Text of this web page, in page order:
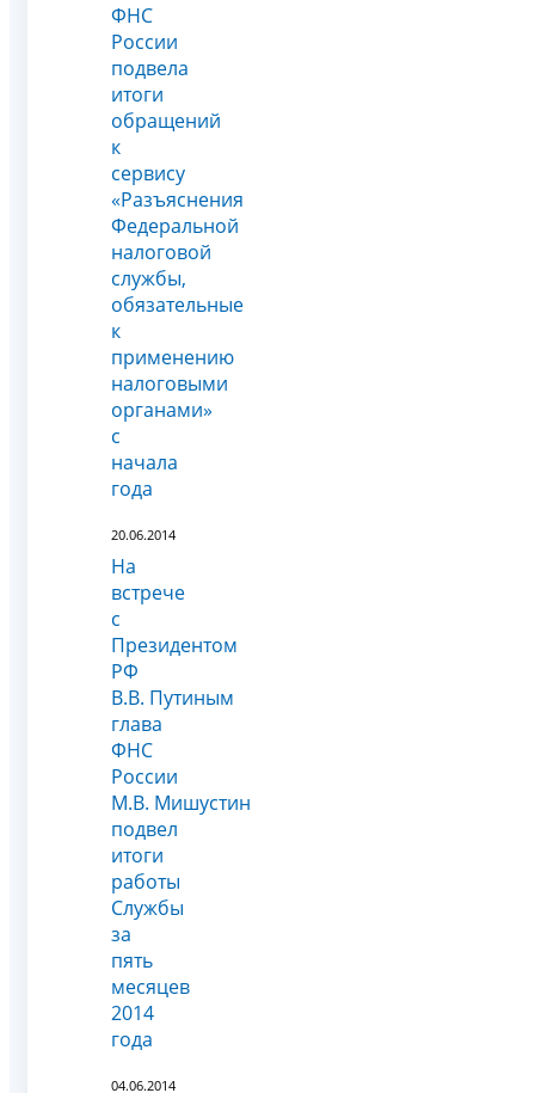
ФНС
России
подвела
итоги
обращений
к
сервису
«Разъяснения
Федеральной
налоговой
службы,
обязательные
к
применению
налоговыми
органами»
с
начала
года
20.06.2014
На
встрече
с
Президентом
РФ
В.В. Путиным
глава
ФНС
России
М.В. Мишустин
подвел
итоги
работы
Службы
за
пять
месяцев
2014
года
04.06.2014